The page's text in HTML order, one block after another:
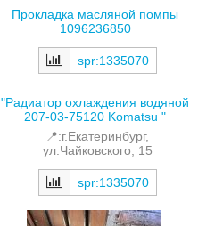
Прокладка масляной помпы
1096236850
spr:1335070
"Радиатор охлаждения водяной
207-03-75120 Komatsu "
📍:г.Екатеринбург,
ул.Чайковского, 15
spr:1335070